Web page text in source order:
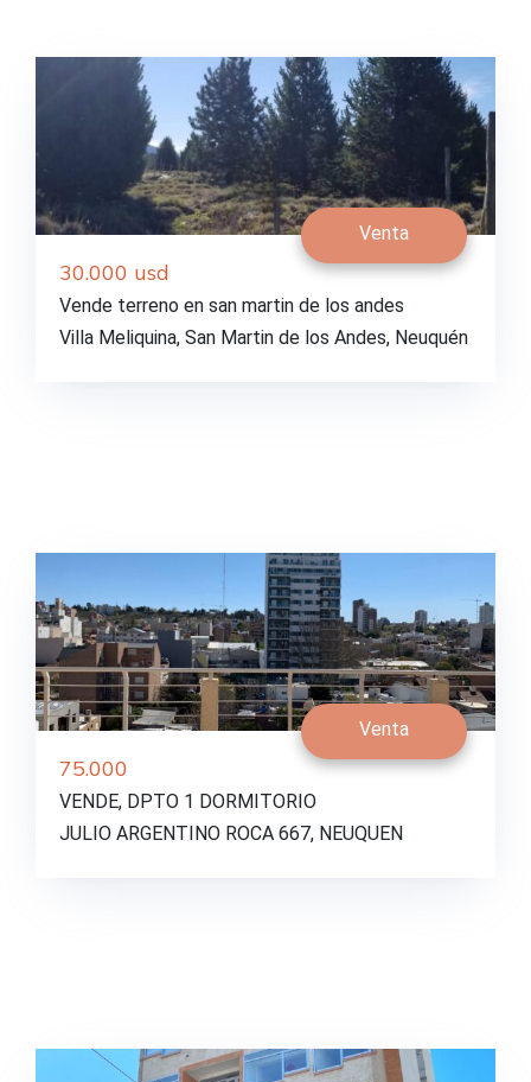
Venta
30.000 usd
Vende terreno en san martin de los andes
Villa Meliquina, San Martin de los Andes, Neuquén
Venta
75.000
VENDE, DPTO 1 DORMITORIO
JULIO ARGENTINO ROCA 667, NEUQUEN